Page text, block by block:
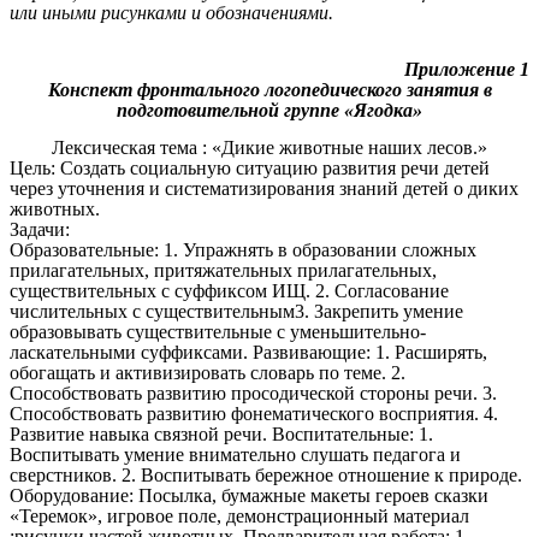
или иными рисунками и обозначениями.
Приложение 1
Конспект фронтального логопедического занятия в
подготовительной группе «Ягодка»
Лексическая тема : «Дикие животные наших лесов.»
Цель: Создать социальную ситуацию развития речи детей
через уточнения и систематизирования знаний детей о диких
животных.
Задачи:
Образовательные: 1. Упражнять в образовании сложных
прилагательных, притяжательных прилагательных,
существительных с суффиксом ИЩ. 2. Согласование
числительных с существительным3. Закрепить умение
образовывать существительные с уменьшительно-
ласкательными суффиксами. Развивающие: 1. Расширять,
обогащать и активизировать словарь по теме. 2.
Способствовать развитию просодической стороны речи. 3.
Способствовать развитию фонематического восприятия. 4.
Развитие навыка связной речи. Воспитательные: 1.
Воспитывать умение внимательно слушать педагога и
сверстников. 2. Воспитывать бережное отношение к природе.
Оборудование: Посылка, бумажные макеты героев сказки
«Теремок», игровое поле, демонстрационный материал